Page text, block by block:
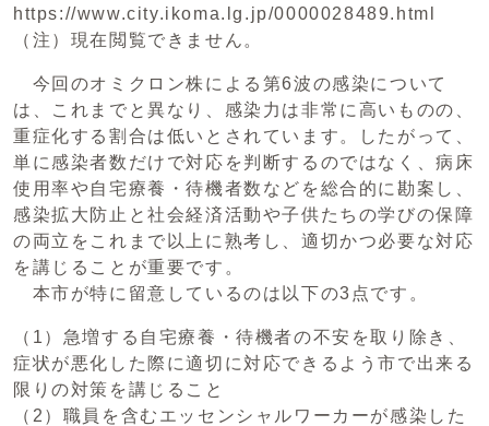
https://www.city.ikoma.lg.jp/0000028489.html
（注）現在閲覧できません。
今回のオミクロン株による第6波の感染について
は、これまでと異なり、感染力は非常に高いものの、
重症化する割合は低いとされています。したがって、
単に感染者数だけで対応を判断するのではなく、病床
使用率や自宅療養・待機者数などを総合的に勘案し、
感染拡大防止と社会経済活動や子供たちの学びの保障
の両立をこれまで以上に熟考し、適切かつ必要な対応
を講じることが重要です。
本市が特に留意しているのは以下の3点です。
（1）急増する自宅療養・待機者の不安を取り除き、
症状が悪化した際に適切に対応できるよう市で出来る
限りの対策を講じること
（2）職員を含むエッセンシャルワーカーが感染した